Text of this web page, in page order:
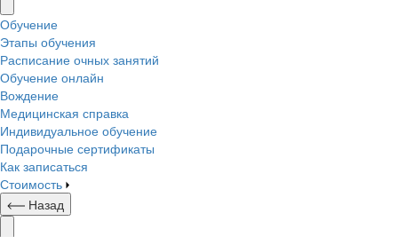
Обучение
Этапы обучения
Расписание очных занятий
Обучение онлайн
Вождение
Медицинская справка
Индивидуальное обучение
Подарочные сертификаты
Как записаться
Стоимость
Назад